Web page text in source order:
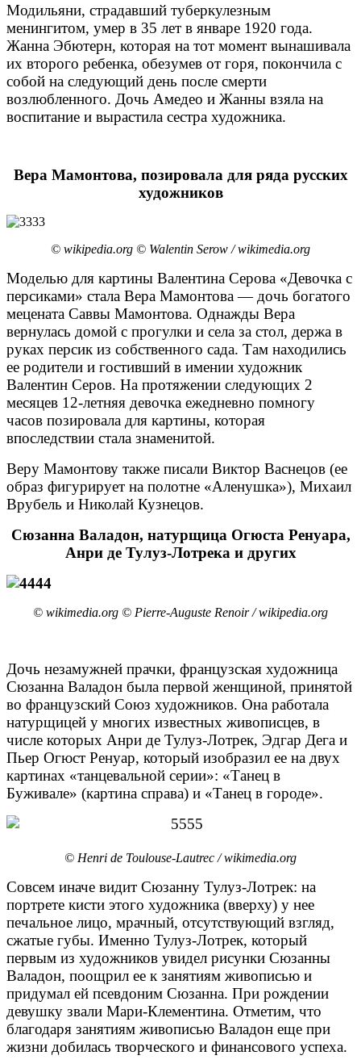
Модильяни, страдавший туберкулезным
менингитом, умер в 35 лет в январе 1920 года.
Жанна Эбютерн, которая на тот момент вынашивала
их второго ребенка, обезумев от горя, покончила с
собой на следующий день после смерти
возлюбленного. Дочь Амедео и Жанны взяла на
воспитание и вырастила сестра художника.
Вера Мамонтова, позировала для ряда русских
художников
© wikipedia.org © Walentin Serow / wikimedia.org
Моделью для картины Валентина Серова «Девочка с
персиками» стала Вера Мамонтова — дочь богатого
мецената Саввы Мамонтова. Однажды Вера
вернулась домой с прогулки и села за стол, держа в
руках персик из собственного сада. Там находились
ее родители и гостивший в имении художник
Валентин Серов. На протяжении следующих 2
месяцев 12-летняя девочка ежедневно помногу
часов позировала для картины, которая
впоследствии стала знаменитой.
Веру Мамонтову также писали Виктор Васнецов (ее
образ фигурирует на полотне «Аленушка»), Михаил
Врубель и Николай Кузнецов.
Сюзанна Валадон, натурщица Огюста Ренуара,
Анри де Тулуз-Лотрека и других
© wikimedia.org © Pierre-Auguste Renoir / wikipedia.org
Дочь незамужней прачки, французская художница
Сюзанна Валадон была первой женщиной, принятой
во французский Союз художников. Она работала
натурщицей у многих известных живописцев, в
числе которых Анри де Тулуз-Лотрек, Эдгар Дега и
Пьер Огюст Ренуар, который изобразил ее на двух
картинах «танцевальной серии»: «Танец в
Буживале» (картина справа) и «Танец в городе».
© Henri de Toulouse-Lautrec / wikimedia.org
Совсем иначе видит Сюзанну Тулуз-Лотрек: на
портрете кисти этого художника (вверху) у нее
печальное лицо, мрачный, отсутствующий взгляд,
сжатые губы. Именно Тулуз-Лотрек, который
первым из художников увидел рисунки Сюзанны
Валадон, поощрил ее к занятиям живописью и
придумал ей псевдоним Сюзанна. При рождении
девушку звали Мари-Клементина. Отметим, что
благодаря занятиям живописью Валадон еще при
жизни добилась творческого и финансового успеха.